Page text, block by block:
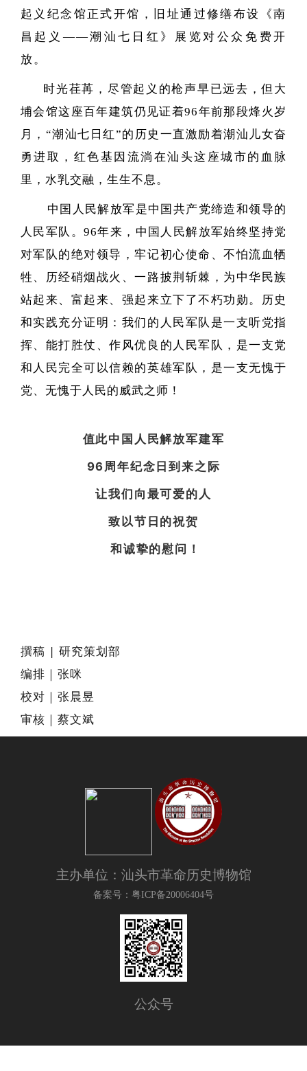
起义纪念馆正式开馆，旧址通过修缮布设《南
昌起义——潮汕七日红》展览对公众免费开
放。
时光荏苒，尽管起义的枪声早已远去，但大
埔会馆这座百年建筑仍见证着96年前那段烽火岁
月，“潮汕七日红”的历史一直激励着潮汕儿女奋
勇进取，红色基因流淌在汕头这座城市的血脉
里，水乳交融，生生不息。
中国人民解放军是中国共产党缔造和领导的
人民军队。 96年来，中国人民解放军始终坚持党
对军队的绝对领导，牢记初心使命、不怕流血牺
牲、历经硝烟战火、一路披荆斩棘，为中华民族
站起来、富起来、强起来立下了不朽功勋。历史
和实践充分证明：我们的人民军队是一支听党指
挥、能打胜仗、作风优良的人民军队，是一支党
和人民完全可以信赖的英雄军队，是一支无愧于
党、无愧于人民的威武之师！
值此中国人民解放军建军
96周年纪念日到来之际
让我们向最可爱的人
致以节日的祝贺
和诚挚的慰问！
撰稿 | 研究策划部
编排｜张咪
校对｜张晨昱
审核｜蔡文斌
主办单位：汕头市革命历史博物馆
备案号：粤ICP备20006404号
公众号